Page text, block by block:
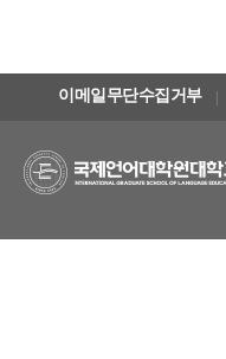
이메일무단수집거부